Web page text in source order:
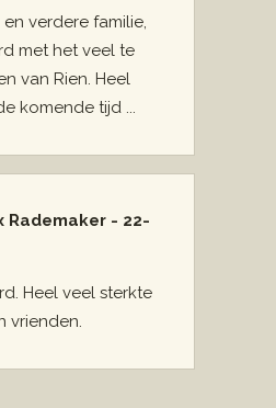
en verdere familie,
met het veel te
van Rien. Heel
komende tijd ...
Rademaker - 22-
Heel veel sterkte
vrienden.